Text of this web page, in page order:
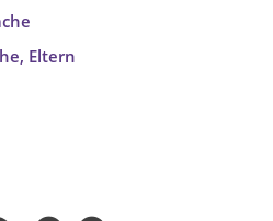
Eltern